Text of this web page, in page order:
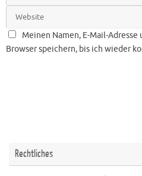
Meinen Namen, E-Mail-
Browser speichern, bis ich wieder
Rechtliches